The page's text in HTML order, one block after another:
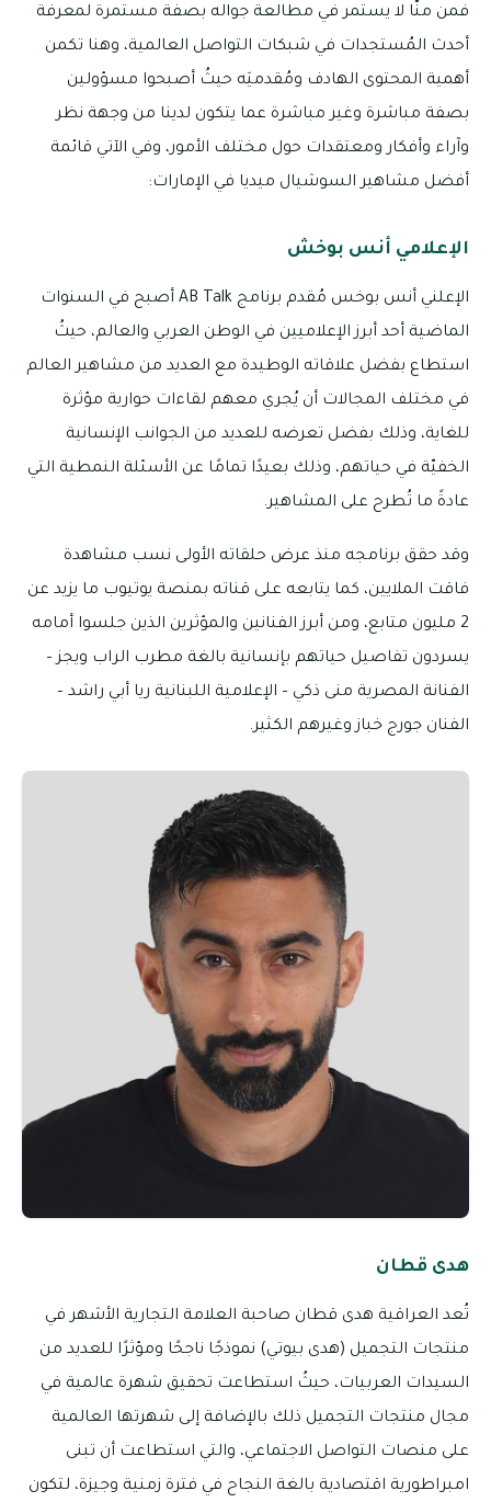
فمن منّا لا يستمر في مطالعة جواله بصفة مستمرة لمعرفة
أحدث المُستجدات في شبكات التواصل العالمية، وهنا تكمن
أهمية المحتوى الهادف ومُقدميَه حيثُ أصبحوا مسؤولين
بصفة مباشرة وغير مباشرة عما يتكون لدينا من وجهة نظر
وآراء وأفكار ومعتقدات حول مختلف الأمور، وفي الآتي قائمة
أفضل مشاهير السوشيال ميديا في الإمارات:
الإعلامي أنس بوخش
الإعلني أنس بوخس مُقدم برنامج AB Talk أصبح في السنوات
الماضية أحد أبرز الإعلاميين في الوطن العربي والعالم، حيثُ
استطاع بفضل علاقاته الوطيدة مع العديد من مشاهير العالم
في مختلف المجالات أن يُجري معهم لقاءات حوارية مؤثرة
للغاية، وذلك بفضل تعرضه للعديد من الجوانب الإنسانية
الخفيّة في حياتهم، وذلك بعيدًا تمامًا عن الأسئلة النمطية التي
عادةً ما تُطرح على المشاهير.
وقد حقق برنامجه منذ عرض حلقاته الأولى نسب مشاهدة
فاقت الملايين، كما يتابعه على قناته بمنصة يوتيوب ما يزيد عن
2 مليون متابع، ومن أبرز الفنانين والمؤثرين الذين جلسوا أمامه
يسردون تفاصيل حياتهم بإنسانية بالغة مطرب الراب ويجز –
الفنانة المصرية منى ذكي – الإعلامية اللبنانية ريا أبي راشد –
الفنان جورج خباز وغيرهم الكثير.
هدى قطان
تُعد العراقية هدى قطان صاحبة العلامة التجارية الأشهر في
منتجات التجميل (هدى بيوتي) نموذجًا ناجحًا ومؤثرًا للعديد من
السيدات العربيات، حيثُ استطاعت تحقيق شهرة عالمية في
مجال منتجات التجميل ذلك بالإضافة إلى شهرتها العالمية
على منصات التواصل الاجتماعي، والتي استطاعت أن تبنى
امبراطورية اقتصادية بالغة النجاح في فترة زمنية وجيزة، لتكون